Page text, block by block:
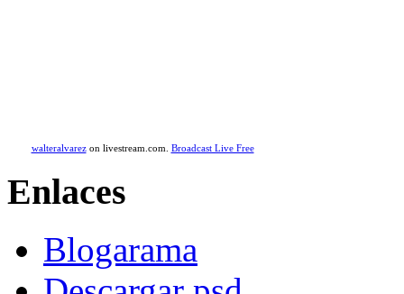
walteralvarezon livestream.com. Broadcast Live Free
Enlaces
Blogarama